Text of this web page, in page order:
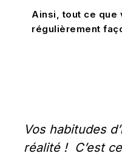
Ainsi, tout ce que
régulièrement
Vos habitudes
réalité !  C’est